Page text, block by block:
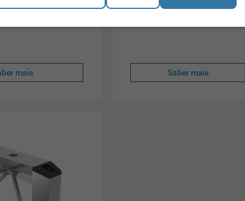
ruído mínimo
mais
Operacional em ambos os sentidos
Saber mais